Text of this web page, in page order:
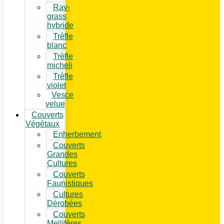
Ray-
grass
hybride
Trèfle
blanc
Trèfle
micheli
Trèfle
violet
Vesce
velue
Couverts
Végétaux
Enherbement
Couverts
Grandes
Cultures
Couverts
Faunistiques
Cultures
Dérobées
Couverts